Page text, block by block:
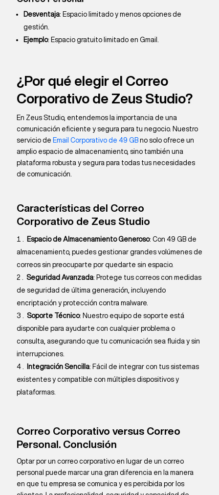
Desventaja: Espacio limitado y menos opciones de
gestión.
Ejemplo: Espacio gratuito limitado en Gmail.
¿Por qué elegir el Correo
Corporativo de Zeus Studio?
En Zeus Studio, entendemos la importancia de una
comunicación eficiente y segura para tu negocio. Nuestro
servicio de Email Corporativo de 49 GBno solo ofrece un
amplio espacio de almacenamiento, sino también una
plataforma robusta y segura para todas tus necesidades
de comunicación.
Características del Correo
Corporativo de Zeus Studio
Espacio de Almacenamiento Generoso: Con 49 GB de
almacenamiento, puedes gestionar grandes volúmenes de
correos sin preocuparte por quedarte sin espacio.
Seguridad Avanzada: Protege tus correos con medidas
de seguridad de última generación, incluyendo
encriptación y protección contra malware.
Soporte Técnico: Nuestro equipo de soporte está
disponible para ayudarte con cualquier problema o
consulta, asegurando que tu comunicación sea fluida y sin
interrupciones.
Integración Sencilla: Fácil de integrar con tus sistemas
existentes y compatible con múltiples dispositivos y
plataformas.
Correo Corporativo versus Correo
Personal. Conclusión
Optar por un correo corporativo en lugar de un correo
personal puede marcar una gran diferencia en la manera
en que tu empresa se comunica y es percibida por los